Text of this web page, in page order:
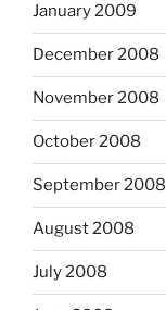
January 2009
December 2008
November 2008
October 2008
September 2008
August 2008
July 2008